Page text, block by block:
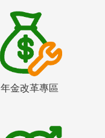
年金改革專區